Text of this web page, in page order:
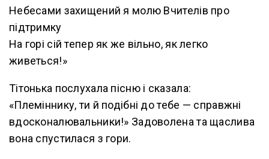
Небесами захищений я молю Вчителів про
підтримку
На горі сій тепер як же вільно, як легко
живеться!»
Тітонька послухала пісню і сказала:
«Племіннику, ти й подібні до тебе — справжні
вдосконалювальники!» Задоволена та щаслива
вона спустилася з гори.